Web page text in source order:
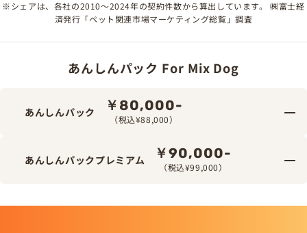
※シェアは、各社の2010～2024年の契約件数から算出しています。 ㈱富士経
済発行「ペット関連市場マーケティング総覧」調査
あんしんパック For Mix Dog
あんしんパック ￥80,000-
（税込¥88,000）
あんしんパックプレミアム ￥90,000-
（税込¥99,000）